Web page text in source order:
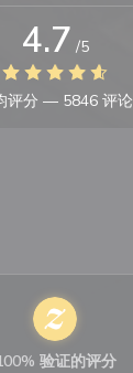
4.7 /5
评分 — 5846 评论
验证的评分